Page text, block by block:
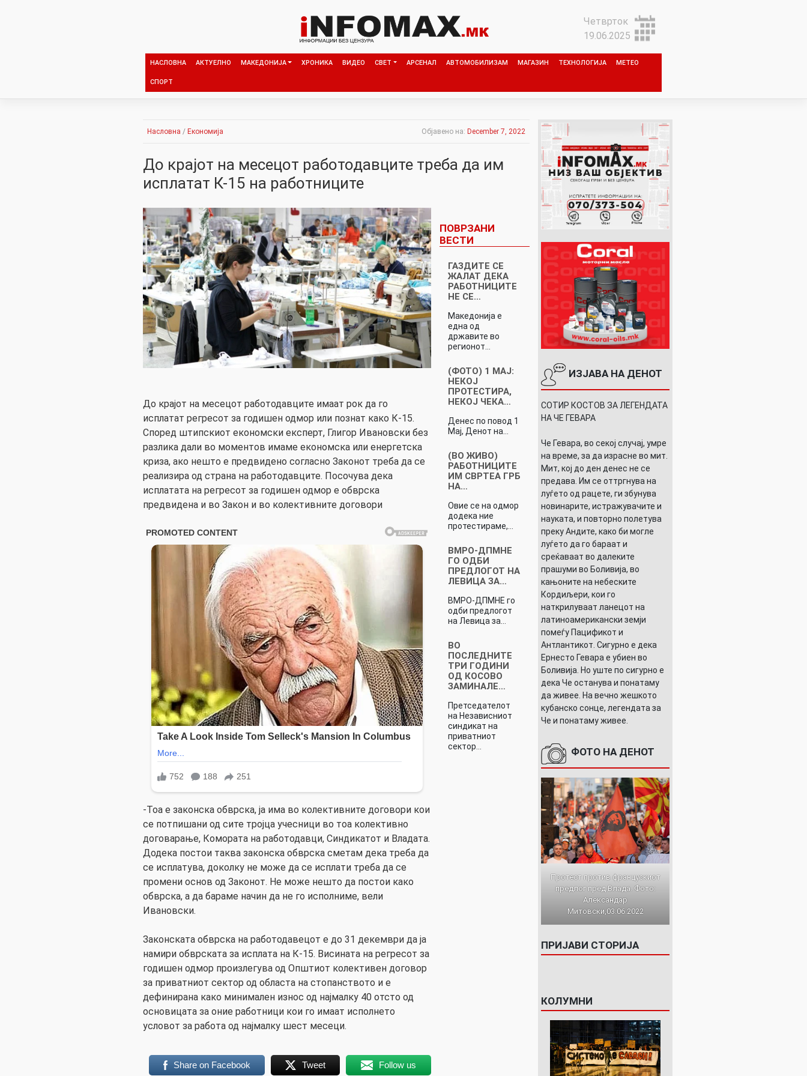
Четврток
19.06.2025
НАСЛОВНА АКТУЕЛНО МАКЕДОНИЈА ХРОНИКА ВИДЕО СВЕТ АРСЕНАЛ АВТОМОБИЛИЗАМ МАГАЗИН ТЕХНОЛОГИЈА МЕТЕО
СПОРТ
Насловна / Економија Објавено на: December 7, 2022
До крајот на месецот работодавците треба да им
исплатат К-15 на работниците
До крајот на месецот работодавците имаат рок да го
исплатат регресот за годишен одмор или познат како К-15.
Според штипскиот економски експерт, Глигор Ивановски без
разлика дали во моментов имаме економска или енергетска
криза, ако нешто е предвидено согласно Законот треба да се
реализира од страна на работодавците. Посочува дека
исплатата на регресот за годишен одмор е обврска
предвидена и во Закон и во колективните договори
-Тоа е законска обврска, ја има во колективните договори кои
се потпишани од сите тројца учесници во тоа колективно
договарање, Комората на работодавци, Синдикатот и Владата.
Додека постои таква законска обврска сметам дека треба да
се исплатува, доколку не може да се исплати треба да се
промени основ од Законот. Не може нешто да постои како
обврска, а да бараме начин да не го исполниме, вели
Ивановски.
Законската обврска на работодавецот е до 31 декември да ја
намири обврската за исплата на К-15. Висината на регресот за
годишен одмор произлегува од Општиот колективен договор
за приватниот сектор од областа на стопанството и е
дефинирана како минимален износ од најмалку 40 отсто од
основицата за оние работници кои го имаат исполнето
условот за работа од најмалку шест месеци.
Share on Facebook Tweet Follow us
ПОВРЗАНИ
ВЕСТИ
ГАЗДИТЕ СЕ
ЖАЛАТ ДЕКА
РАБОТНИЦИТЕ
НЕ СЕ…
Македонија е
една од
државите во
регионот…
(ФОТО) 1 МАЈ:
НЕКОЈ
ПРОТЕСТИРА,
НЕКОЈ ЧЕКА…
Денес по повод 1
Мај, Денот на…
(ВО ЖИВО)
РАБОТНИЦИТЕ
ИМ СВРТЕА ГРБ
НА…
Овие се на одмор
додека ние
протестираме,…
ВМРО-ДПМНЕ
ГО ОДБИ
ПРЕДЛОГОТ НА
ЛЕВИЦА ЗА…
ВМРО-ДПМНЕ го
одби предлогот
на Левица за…
ВО
ПОСЛЕДНИТЕ
ТРИ ГОДИНИ
ОД КОСОВО
ЗАМИНАЛЕ…
Претседателот
на Независниот
синдикат на
приватниот
сектор…
ИЗЈАВА НА ДЕНОТ
СОТИР КОСТОВ ЗА ЛЕГЕНДАТА
НА ЧЕ ГЕВАРА
Че Гевара, во секој случај, умре
на време, за да израсне во мит.
Мит, кој до ден денес не се
предава. Им се оттргнува на
луѓето од рацете, ги збунува
новинарите, истражувачите и
науката, и повторно полетува
преку Андите, како би могле
луѓето да го бараат и
среќаваат во далеките
прашуми во Боливија, во
кањоните на небеските
Кордиљери, кои го
наткрилуваат ланецот на
латиноамерикански земји
помеѓу Пацификот и
Антлантикот. Сигурно е дека
Ернесто Гевара е убиен во
Боливија. Но уште по сигурно е
дека Че останува и понатаму
да живее. На вечно жешкото
кубанско сонце, легендата за
Че и понатаму живее.
ФОТО НА ДЕНОТ
Протест против францускиот
предлог пред Влада. Фото:
Александар
Митовски,03.06.2022
ПРИЈАВИ СТОРИЈА
КОЛУМНИ